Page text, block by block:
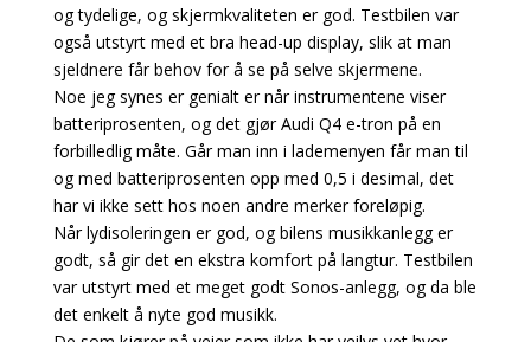
og tydelige, og skjermkvaliteten er god. Testbilen var
også utstyrt med et bra head-up display, slik at man
sjeldnere får behov for å se på selve skjermene.
Noe jeg synes er genialt er når instrumentene viser
batteriprosenten, og det gjør Audi Q4 e-tron på en
forbilledlig måte. Går man inn i lademenyen får man til
og med batteriprosenten opp med 0,5 i desimal, det
har vi ikke sett hos noen andre merker foreløpig.
Når lydisoleringen er god, og bilens musikkanlegg er
godt, så gir det en ekstra komfort på langtur. Testbilen
var utstyrt med et meget godt Sonos-anlegg, og da ble
det enkelt å nyte god musikk.